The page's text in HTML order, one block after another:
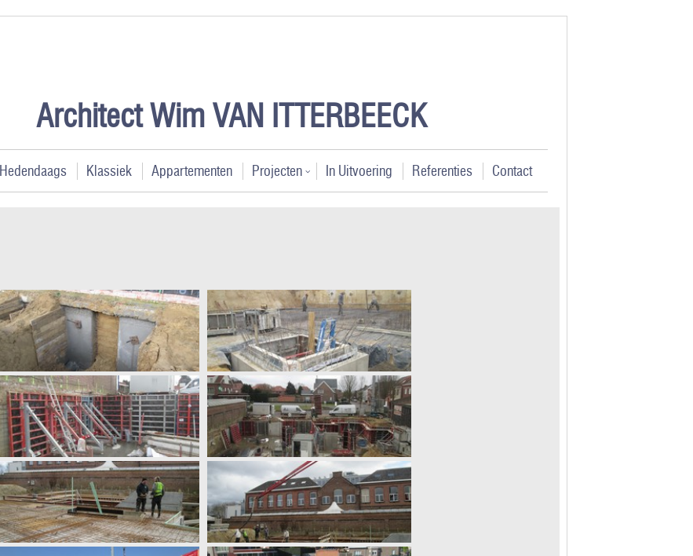
Architect Wim VAN ITTERBEECK
Hedendaags Klassiek Appartementen Projecten In Uitvoering Referenties Contact